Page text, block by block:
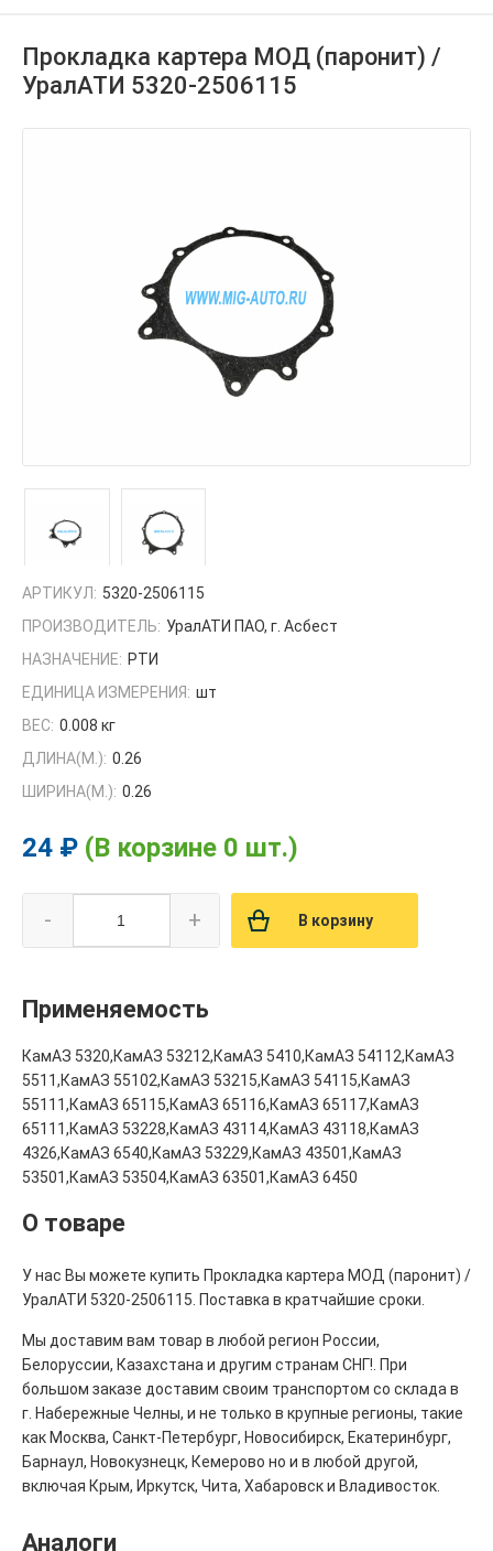
Прокладка картера МОД (паронит) /
УралАТИ 5320-2506115
АРТИКУЛ: 5320-2506115
ПРОИЗВОДИТЕЛЬ: УралАТИ ПАО, г. Асбест
НАЗНАЧЕНИЕ: РТИ
ЕДИНИЦА ИЗМЕРЕНИЯ: шт
ВЕС: 0.008 кг
ДЛИНА(М.): 0.26
ШИРИНА(М.): 0.26
24 ₽ (В корзине 0 шт.)
- + В корзину
Применяемость
КамАЗ 5320,КамАЗ 53212,КамАЗ 5410,КамАЗ 54112,КамАЗ
5511,КамАЗ 55102,КамАЗ 53215,КамАЗ 54115,КамАЗ
55111,КамАЗ 65115,КамАЗ 65116,КамАЗ 65117,КамАЗ
65111,КамАЗ 53228,КамАЗ 43114,КамАЗ 43118,КамАЗ
4326,КамАЗ 6540,КамАЗ 53229,КамАЗ 43501,КамАЗ
53501,КамАЗ 53504,КамАЗ 63501,КамАЗ 6450
О товаре
У нас Вы можете купить Прокладка картера МОД (паронит) /
УралАТИ 5320-2506115. Поставка в кратчайшие сроки.
Мы доставим вам товар в любой регион России,
Белоруссии, Казахстана и другим странам СНГ!. При
большом заказе доставим своим транспортом со склада в
г. Набережные Челны, и не только в крупные регионы, такие
как Москва, Санкт-Петербург, Новосибирск, Екатеринбург,
Барнаул, Новокузнецк, Кемерово но и в любой другой,
включая Крым, Иркутск, Чита, Хабаровск и Владивосток.
Аналоги